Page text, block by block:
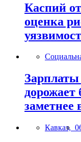
Каспий
оценка
Зарплаты
дорожает
заметнее
Кавказ,